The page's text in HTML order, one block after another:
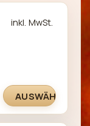
inkl. MwSt.
AUSWÄHLEN